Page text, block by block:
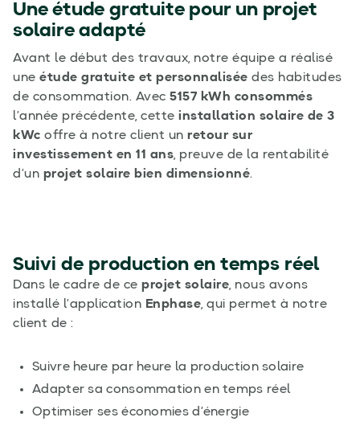
Une étude gratuite pour un projet
solaire adapté
Avant le début des travaux, notre équipe a réalisé
une étude gratuite et personnalisée des habitudes
de consommation. Avec 5157 kWh consommés
l’année précédente, cette installation solaire de 3
kWc offre à notre client un retour sur
investissement en 11 ans, preuve de la rentabilité
d’un projet solaire bien dimensionné.
Suivi de production en temps réel
Dans le cadre de ce projet solaire, nous avons
installé l’application Enphase, qui permet à notre
client de :
Suivre heure par heure la production solaire
Adapter sa consommation en temps réel
Optimiser ses économies d’énergie